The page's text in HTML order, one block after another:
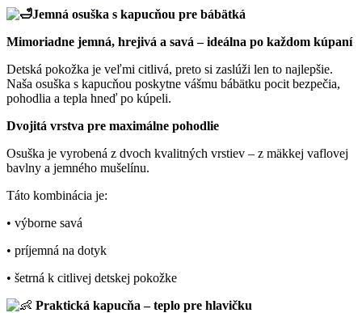
Jemná osuška s kapucňou pre bábätká
Mimoriadne jemná, hrejivá a savá – ideálna po každom kúpaní
Detská pokožka je veľmi citlivá, preto si zaslúži len to najlepšie.
Naša osuška s kapucňou poskytne vášmu bábätku pocit bezpečia,
pohodlia a tepla hneď po kúpeli.
Dvojitá vrstva pre maximálne pohodlie
Osuška je vyrobená z dvoch kvalitných vrstiev – z mäkkej vaflovej
bavlny a jemného mušelínu.
Táto kombinácia je:
• výborne savá
• príjemná na dotyk
• šetrná k citlivej detskej pokožke
Praktická kapucňa – teplo pre hlavičku